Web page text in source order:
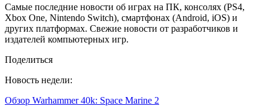
Самые последние новости об играх на ПК, консолях (PS4,
Xbox One, Nintendo Switch), смартфонах (Android, iOS) и
других платформах. Свежие новости от разработчиков и
издателей компьютерных игр.
Поделиться
Новость недели:
Обзор Warhammer 40k: Space Marine 2